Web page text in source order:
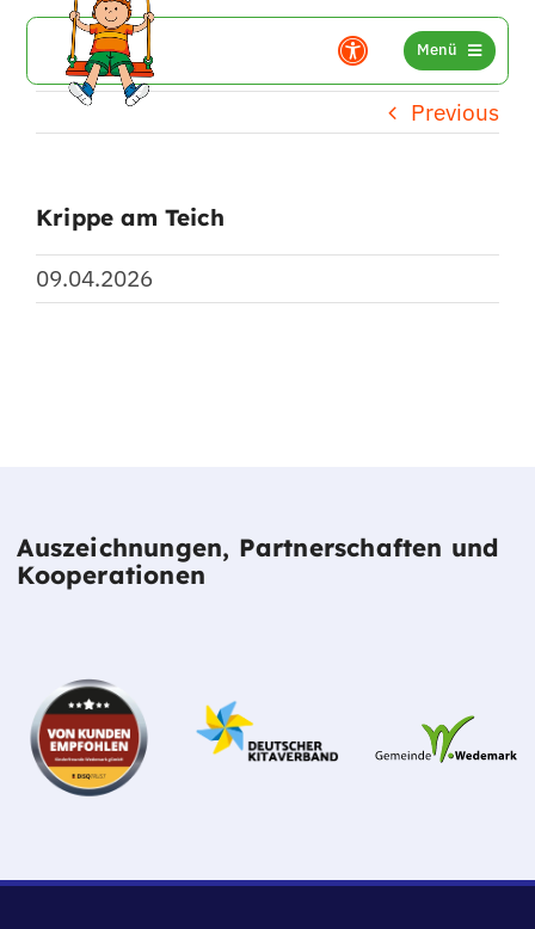
BARRIEREFREIHEIT
Zum Inhalt springen
Optionen
Menü
Previous
Krippe am Teich
09.04.2026
Auszeichnungen, Partnerschaften und
Kooperationen